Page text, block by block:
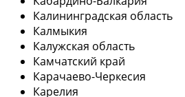
Калининградская область
Калмыкия
Калужская область
Камчатский край
Карачаево-Черкесия
Карелия